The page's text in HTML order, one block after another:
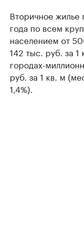
Вторичное
года по всем
населением от
142 тыс. руб. за 1
городах-
руб. за 1 кв. м
1,4%).